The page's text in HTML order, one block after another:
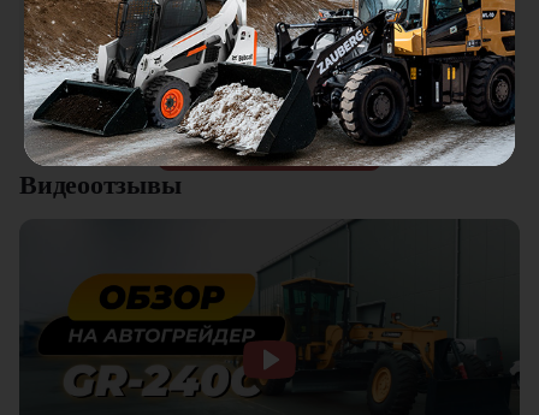
Смотреть все отзывы
универсальная техника. Отличное соотношение цены и
качества. Отдельный плюс это внимательное отношение к
клиентам.
Видеоотзывы